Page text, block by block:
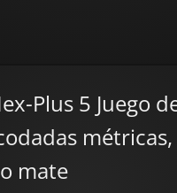
Plus 5 Juego
métricas,
mate